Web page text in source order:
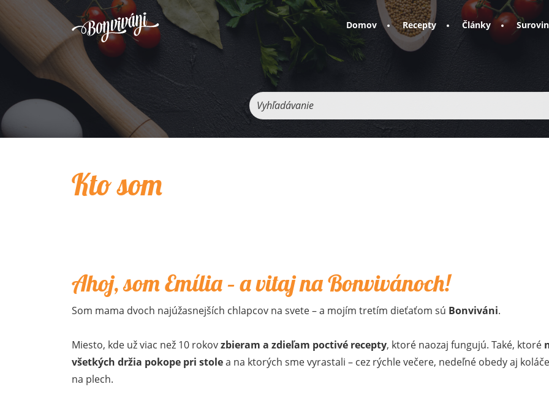
Domov Recepty Články
Vyhľadávanie
Kto som
Ahoj, som Emília – a vitaj na Bonvivánoch!
Som mama dvoch najúžasnejších chlapcov na svete – a mojím tretím dieťaťom sú Bonviváni.
Miesto, kde už viac než 10 rokovzbieram a zdieľam poctivé recepty, ktoré naozaj fungujú. Také, ktoré
všetkých držia pokope pri stolea na ktorých sme vyrastali – cez rýchle večere, nedeľné obedy aj koláče
na plech.